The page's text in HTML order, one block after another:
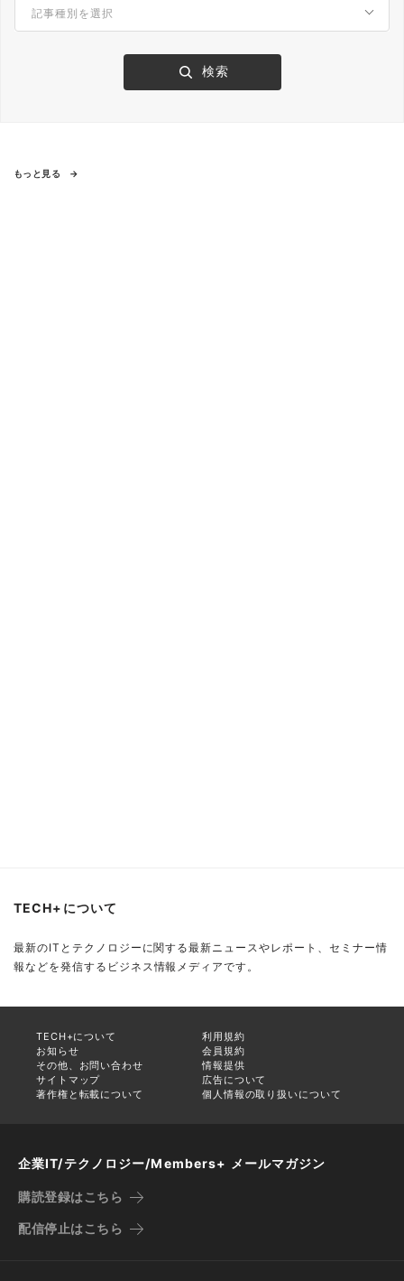
もっと見る
TECH+について
最新のITとテクノロジーに関する最新ニュースやレポート、セミナー情
報などを発信するビジネス情報メディアです。
TECH+について
利用規約
お知らせ
会員規約
その他、お問い合わせ
情報提供
サイトマップ
広告について
著作権と転載について
個人情報の取り扱いについて
企業IT/テクノロジー/Members+ メールマガジン
購読登録はこちら
配信停止はこちら